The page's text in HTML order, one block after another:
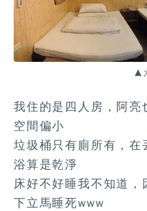
▲
我住的是四人房，阿亮
空間偏小
垃圾桶只有廁所有，
浴算是乾淨
床好不好睡我不知道
下立馬睡死www